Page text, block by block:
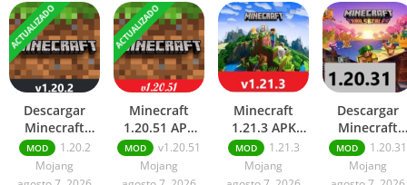
ACTUALIZADO
Descargar
Minecraft
1.20.2 APK
Mod para
Android
MOD
1.20.2
Mojang
ACTUALIZADO
Minecraft
1.20.51 APK
Mediafire para
Android
MOD
v1.20.51
Mojang
Minecraft
1.21.3 APK
Mediafire para
Android
MOD
1.21.3
Mojang
Descargar
Minecraft
1.20.31 APK
Gratis para
Android
MOD
1.20.31
Mojang